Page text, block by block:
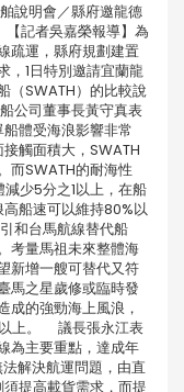
明會／縣府邀龍德
記者吳嘉榮報導】為
疏運，縣府規劃建置
，1日特別邀請宜蘭龍
（SWATH）的比較說
公司董事長黃守真表
體受海浪影響非常
觸面積大，SWATH
而SWATH的耐海性
少5分之1以上，在船
船速可以維持80%以
和台馬航線替代船
考量馬祖未來整體海
新增一艘可替代又符
馬之星歲修或臨時發
成的強勁海上風浪，
以上。 議長張永江表
為主要重點，達成年
解決航運問題，由直
提高載貨需求，而提